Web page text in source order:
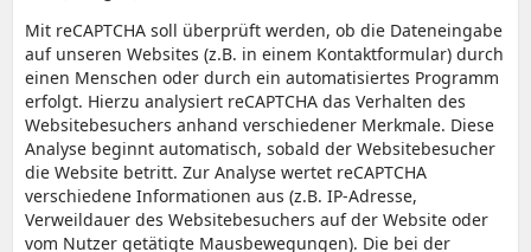
Mit reCAPTCHA soll überprüft werden, ob die Dateneingabe
auf unseren Websites (z.B. in einem Kontaktformular) durch
einen Menschen oder durch ein automatisiertes Programm
erfolgt. Hierzu analysiert reCAPTCHA das Verhalten des
Websitebesuchers anhand verschiedener Merkmale. Diese
Analyse beginnt automatisch, sobald der Websitebesucher
die Website betritt. Zur Analyse wertet reCAPTCHA
verschiedene Informationen aus (z.B. IP-Adresse,
Verweildauer des Websitebesuchers auf der Website oder
vom Nutzer getätigte Mausbewegungen). Die bei der